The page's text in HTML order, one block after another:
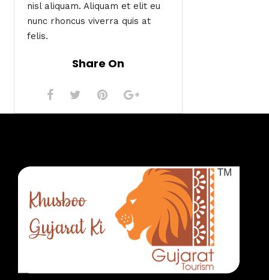
nisl aliquam. Aliquam et elit eu
nunc rhoncus viverra quis at
felis.
Share On